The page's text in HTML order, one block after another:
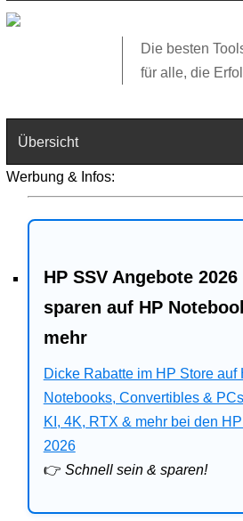
Die besten
für alle, die
Übersicht
Technik
Web
Business
Angebote
Bitdefender
Ratgeber
Werbung & Infos:
HP SSV Angebote
sparen auf HP
mehr
Dicke Rabatte im HP Store auf
Notebooks, Convertibles &
KI, 4K, RTX & mehr bei den
2026
👉 Schnell sein & sparen!